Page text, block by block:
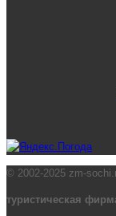
© 2002-2025 zm-
туристическая